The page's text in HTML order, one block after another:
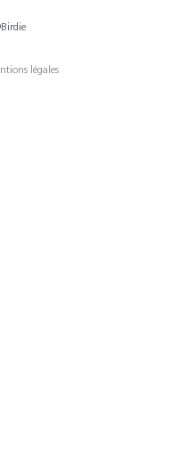
légales